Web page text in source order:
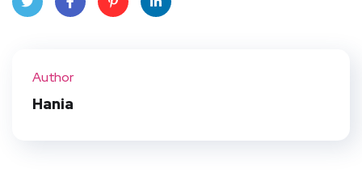
Author
Hania